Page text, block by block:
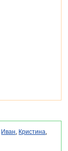
Иван, Кристина,